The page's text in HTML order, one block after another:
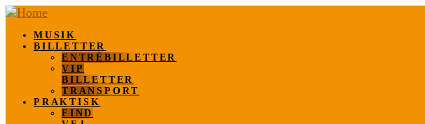
MUSIK
BILLETTER
ENTRÈBILLETTER
VIP
BILLETTER
TRANSPORT
PRAKTISK
FIND